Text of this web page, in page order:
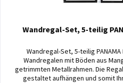
Wandregal-Set, 5-teilig
Wandregal-Set, 5-teilig
Wandregalen mit Böden aus
getrimmten Metallrahmen. Die
gestaltet aufhängen und somit